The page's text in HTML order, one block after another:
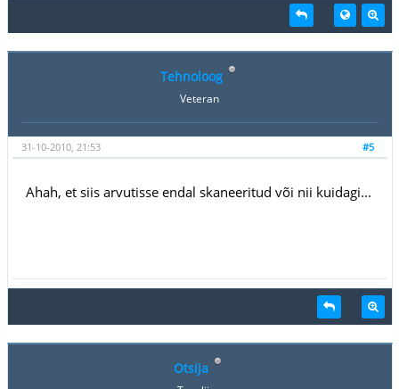
Tehnoloog
Veteran
#5
31-10-2010, 21:53
Ahah, et siis arvutisse endal skaneeritud või nii kuidagi...
Otsija